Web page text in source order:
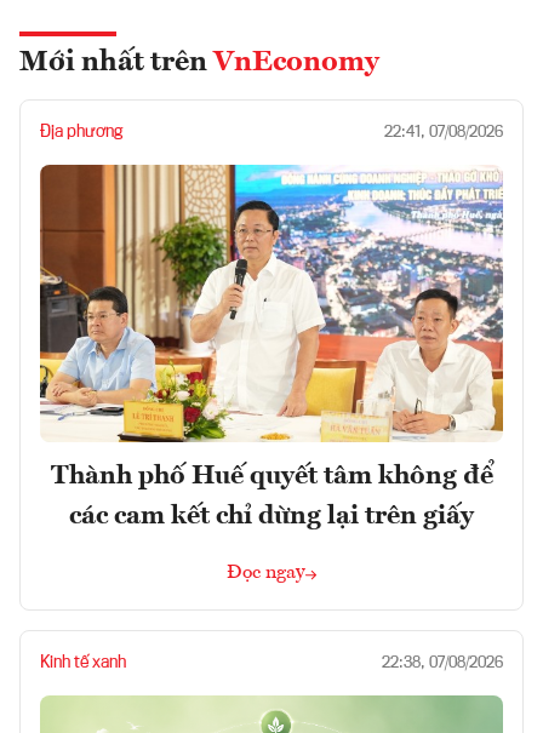
Mới nhất trên VnEconomy
Địa phương 22:41, 07/08/2026
Thành phố Huế quyết tâm không để
các cam kết chỉ dừng lại trên giấy
Đọc ngay
Kinh tế xanh 22:38, 07/08/2026